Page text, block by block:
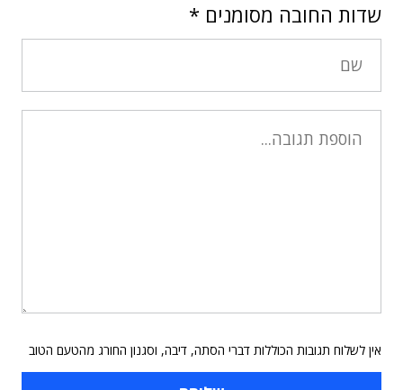
שדות החובה מסומנים *
אין לשלוח תגובות הכוללות דברי הסתה, דיבה, וסגנון החורג מהטעם הטוב